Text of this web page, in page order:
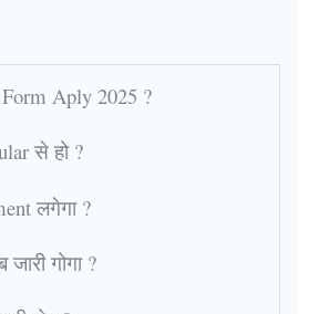
Aply 2025 ?
से हो ?
लगेगा ?
गोगा ?